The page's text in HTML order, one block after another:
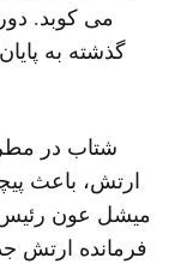
می کوبد.
گذشته به
شتاب در
ارتش، باعث
میشل عون رئیس
فرمانده ارتش